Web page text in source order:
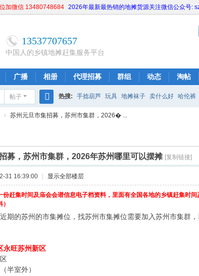
加微信 13480748684 2026年最新最热销的地摊货源关注微信公众号:
13537707657
中国人的乡镇地摊赶集服务平台
广播 相册 代理招募 群组 动态 淘帖
帖子
搜
热搜: 手捻葫芦 玩具 地摊袜子 卖什么好 哈伦裤
乡镇地摊货源 童装 饰品批发
› 苏州元旦市集招募，苏州市集群，2026� ...
募，苏州市集群，2026年苏州哪里可以摆摊 [复制链接]
31 16:39:00 显示全部楼层
份赶集时间及庙会会谱信息电子档资料，里面有全国各地的乡镇赶集时
期的苏州的市集摊位，找苏州市集摊位需要加入苏州市集群
永旺苏州新区
半室外）